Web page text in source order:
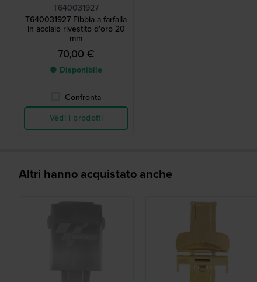
T640031927
T640031927 Fibbia a farfalla
in acciaio rivestito d'oro 20
mm
70,00 €
● Disponibile
Confronta
Vedi i prodotti
Altri hanno acquistato anche